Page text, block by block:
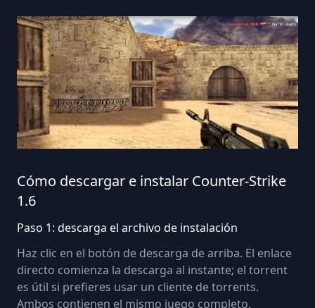
Cómo descargar e instalar Counter-Strike
1.6
Paso 1: descarga el archivo de instalación
Haz clic en el botón de descarga de arriba. El enlace
directo comienza la descarga al instante; el torrent
es útil si prefieres usar un cliente de torrents.
Ambos contienen el mismo juego completo.